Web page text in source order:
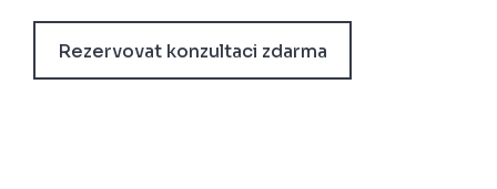
Rezervovat konzultaci zdarma